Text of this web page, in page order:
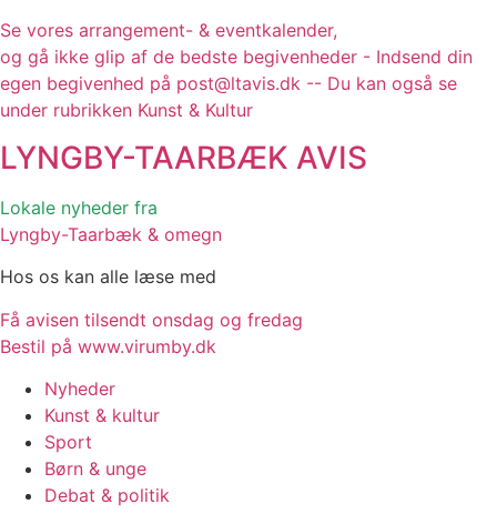
Se vores arrangement- & eventkalender,
og gå ikke glip af de bedste begivenheder - Indsend din
egen begivenhed på post@ltavis.dk -- Du kan også se
under rubrikken Kunst & Kultur
LYNGBY-TAARBÆK AVIS
Lokale nyheder fra
Lyngby-Taarbæk & omegn
Hos os kan alle læse med
Få avisen tilsendt onsdag og fredag
Bestil på www.virumby.dk
Nyheder
Kunst & kultur
Sport
Børn & unge
Debat & politik